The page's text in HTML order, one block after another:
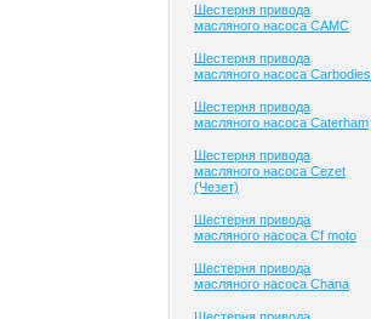
Шестерня привода
масляного насоса CAMC
Шестерня привода
масляного насоса Carbodies
Шестерня привода
масляного насоса Caterham
Шестерня привода
масляного насоса Cezet
(Чезет)
Шестерня привода
масляного насоса Cf moto
Шестерня привода
масляного насоса Chana